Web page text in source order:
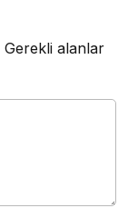
Gerekli alanlar